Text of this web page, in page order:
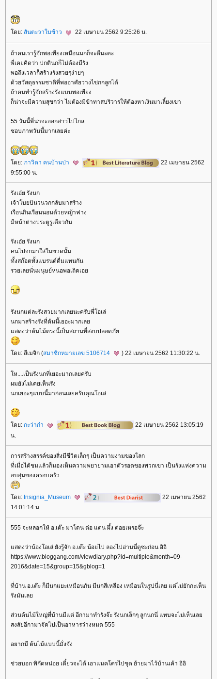
ดย: สันตะวาใบข้าว 22 เมษายน 2562 9:25:26 น.
ถ้าคนเรารู้จักพอเพียงเหมือนนกก็จะดีนะคะ
พี่เคยคิดว่า ปกตินกก็ไม่ต้องมีรัง
พอถึงเวลาก็สร้างรังสวยๆง่ายๆ
ด้วยวัสดุธรรมชาติที่พออาศัยวางไข่กกลูกได้
ถ้าคนทำรู้จักสร้างรังแบบพอเพียง
ก็น่าจะมีความสุขกว่า ไม่ต้องมีข้าทาสบริวารให้ต้องหาเงินมาเลี้ยงเขา
55 วันนี้พี่น่าจะออกอ่าวไปไกล
ชอบภาพวันนี้มากเลยค่ะ
ดย: ภาวิดา คนบ้านป่า
22 เมษายน 2562
9:55:00 น.
รังเอ๋ย รังนก
เจ้าโบยบินวนวกกลับมาสร้าง
เรือนกินเรือนนอนด้วยหญ้าฟาง
มีหน้าต่างประตูรูเดียวกัน
รังเอ๋ย รังนก
คนไปจกมาใส่ในขวดนั้น
ทั้งสก๊อตทั้งแบรนด์ดื่มแทนกัน
รวยเลยนั่นมนุษย์หนอพอเถิดเอ
รังนกแต่ละรังสวยมากเลยนะครับพี่โอเล่
นกมาสร้างรังที่ต้นนี้เยอะมากเล
สดงว่าต้นไม้ตรงนี้เป็นสถานที่สงบปลอดภั
ดย: สีเมจิก (สมาชิกหมายเลข 5106714 ) 22 เมษายน 2562 11:30:22 น.
ห....เป็นรังนกที่เยอะมากเลยครับ
ผมยังไม่เคยเห็นรัง
นกเยอะๆแบบนี้มาก่อนเลยครับคุณโอเล่
ดย: กะว่าก๋า
22 เมษายน 2562 13:05:19
น.
การสร้างสรรค์ของสิ่งมีชีวิตเล็กๆ เป็นความงามของโลก
ที่เมื่อได้ชมแล้วก็มองเห็นความพยายามเอาตัวรอดของพวกเขา เป็นรังแห่งความ
อบอุ่นของครอบครัว
ดย: Insignia_Museum
22 เมษายน 2562
14:01:14 น.
555 จะหลอกให้ อ.เต๊ะ มาโดน ต่อ แตน ผึ้ง ต่อยเหรอจ๊ะ
สดงว่าน้องโอเล่ ยังรู้จัก อ.เต๊ะ น้อยไป ลองไปอ่านนี่ดูซะก่อน อิอิ
https://www.bloggang.com/viewdiary.php?id=multiple&month=09-
2016&date=15&group=15&gblog=1
ที่บ้าน อ.เต๊ะ ก็มีนกแยะเหมือนกัน มีนกสีเหลือง เหมือนในรูปนี่เลย แต่ไม่ยักกะเห็น
รังมันเล
ส่วนต้นไม้ใหญ่ที่บ้านมีแต่ อีกามาทำรังจ๊ะ รังนกเล็กๆ ลูกนกนี่ แทบจะไม่เห็นเล
สงสัยอีกามาจัดไปเป็นอาหารว่างหมด 555
อยากมี ต้นไม้แบบนี้มั่งจัง
ช่วยบอก พิกัดหน่อย เดี๋ยวจะได้ เอาแมคโครไปขุด ย้ายมาไว้บ้านเค้า อิอิ